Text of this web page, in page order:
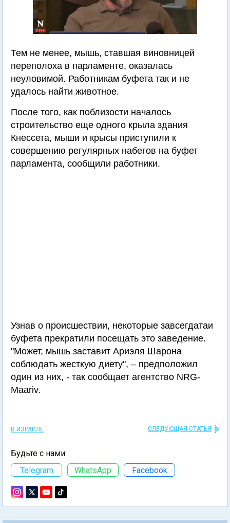
Тем не менее, мышь, ставшая виновницей
переполоха в парламенте, оказалась
неуловимой. Работникам буфета так и не
удалось найти животное.
После того, как поблизости началось
строительство еще одного крыла здания
Кнессета, мыши и крысы приступили к
совершению регулярных набегов на буфет
парламента, сообщили работники.
Узнав о происшествии, некоторые завсегдатаи
буфета прекратили посещать это заведение.
"Может, мышь заставит Ариэля Шарона
соблюдать жесткую диету", – предположил
один из них, - так сообщает агентство NRG-
Maariv.
В ИЗРАИЛЕ СЛЕДУЮЩАЯ СТАТЬЯ
Будьте с нами:
Telegram
WhatsApp Facebook